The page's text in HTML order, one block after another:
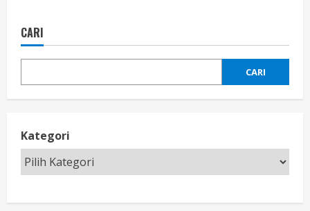
CARI
CARI
Kategori